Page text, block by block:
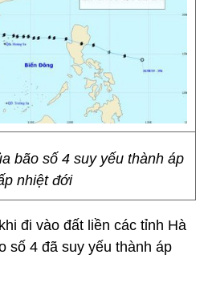
bão số 4 suy yếu thành áp
nhiệt đới
đi vào đất liền các tỉnh Hà
số 4 đã suy yếu thành áp